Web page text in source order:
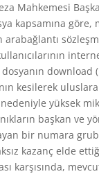
Mahkemesi
kapsamına
download (
kesilerek
yüksek
başkan ve
bir numara
kazanç elde
karşısında,